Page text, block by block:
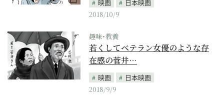
映画
日本映画
2018/10/9
趣味･教養
若くしてベテラン女優のような存
在感の菅井…
映画
日本映画
2018/9/9